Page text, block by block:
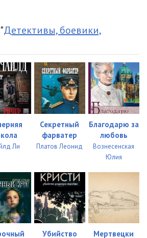
Детективы, боевики,
Ли
Секретный
фарватер
Платов Леонид
Благодарю за
любовь
Вознесенская
Юлия
Убийство Мертвецки